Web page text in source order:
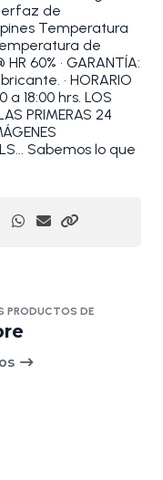
de
Temperatura
de
60% • GARANTÍA:
• HORARIO
a 18:00 hrs. LOS
PRIMERAS 24
Sabemos lo que
PRODUCTOS DE